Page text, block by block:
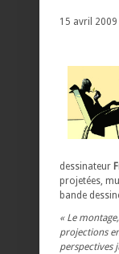
15 avril 2009
dessinateur
projetées,
bande
« Le
projections
perspectives